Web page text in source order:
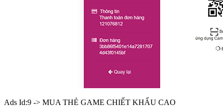
Ads Id:9 -> MUA THẺ GAME CHIẾT KHẤU CAO